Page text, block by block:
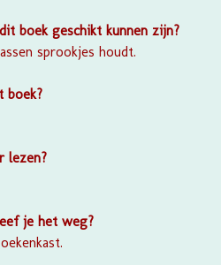
boek geschikt kunnen zijn?
sprookjes houdt.
boek?
lezen?
je het weg?